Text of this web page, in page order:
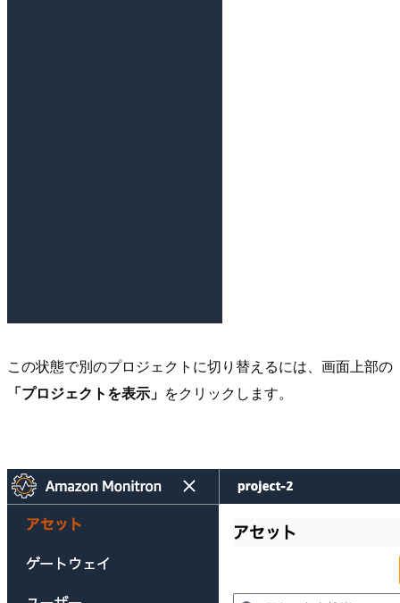
この状態で別のプロジェクトに切り替えるには、画面上部の
「プロジェクトを表示」 をクリックします。